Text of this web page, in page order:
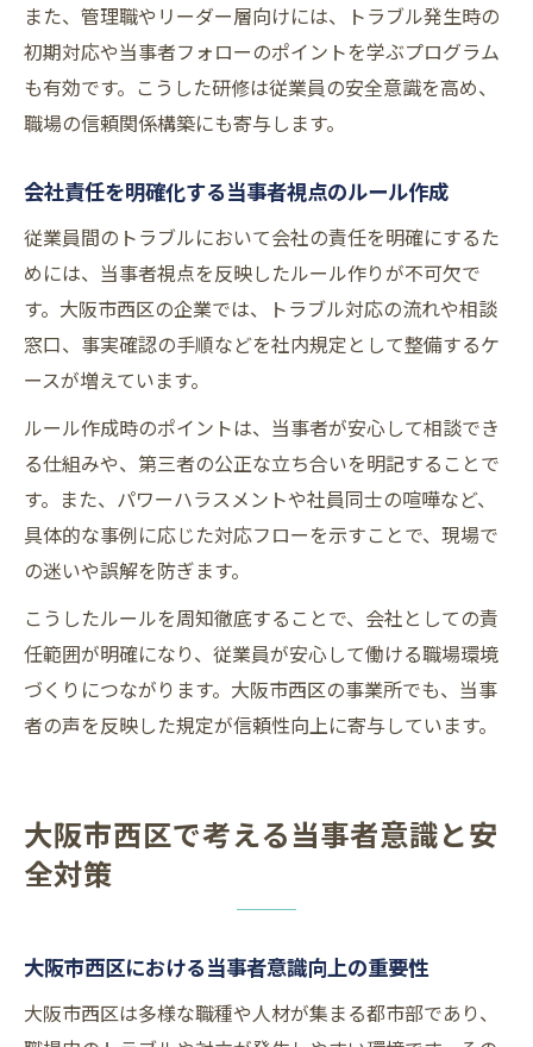
また、管理職やリーダー層向けには、トラブル発生時の
初期対応や当事者フォローのポイントを学ぶプログラム
も有効です。こうした研修は従業員の安全意識を高め、
職場の信頼関係構築にも寄与します。
会社責任を明確化する当事者視点のルール作成
従業員間のトラブルにおいて会社の責任を明確にするた
めには、当事者視点を反映したルール作りが不可欠で
す。大阪市西区の企業では、トラブル対応の流れや相談
窓口、事実確認の手順などを社内規定として整備するケ
ースが増えています。
ルール作成時のポイントは、当事者が安心して相談でき
る仕組みや、第三者の公正な立ち合いを明記することで
す。また、パワーハラスメントや社員同士の喧嘩など、
具体的な事例に応じた対応フローを示すことで、現場で
の迷いや誤解を防ぎます。
こうしたルールを周知徹底することで、会社としての責
任範囲が明確になり、従業員が安心して働ける職場環境
づくりにつながります。大阪市西区の事業所でも、当事
者の声を反映した規定が信頼性向上に寄与しています。
大阪市西区で考える当事者意識と安
全対策
大阪市西区における当事者意識向上の重要性
大阪市西区は多様な職種や人材が集まる都市部であり、